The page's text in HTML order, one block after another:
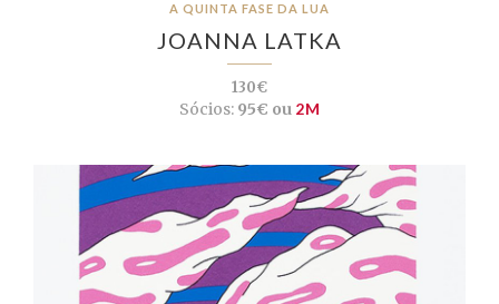
A QUINTA FASE DA LUA
JOANNA LATKA
130€
Sócios:95€ ou 2M